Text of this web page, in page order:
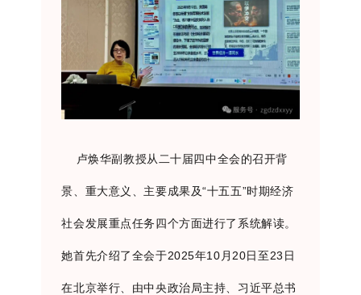
卢焕华副教授从二十届四中全会的召开背
景、重大意义、主要成果及“十五五”时期经济
社会发展重点任务四个方面进行了系统解读。
她首先介绍了全会于2025年10 月 20日至23 日
在北京举行、由中央政治局主持、习近平总书